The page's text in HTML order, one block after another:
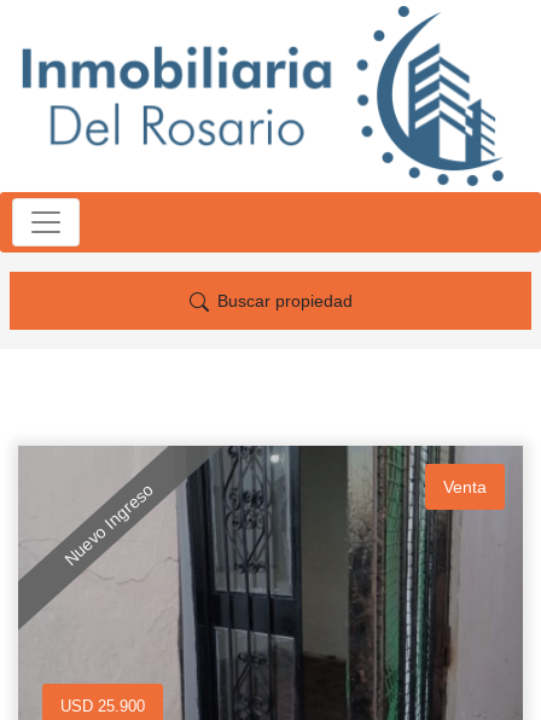
Buscar propiedad
Nuevo Ingreso Venta
USD 25.900